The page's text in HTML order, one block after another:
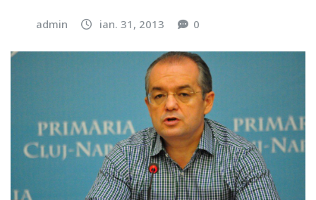
admin ian. 31, 2013 0